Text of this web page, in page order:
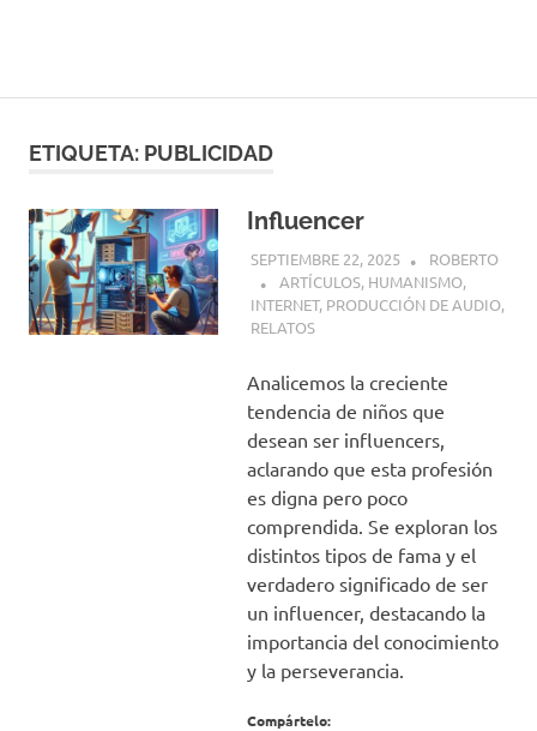
ETIQUETA: PUBLICIDAD
Influencer
SEPTIEMBRE 22, 2025
ROBERTO
ARTÍCULOS, HUMANISMO,
INTERNET, PRODUCCIÓN DE AUDIO,
RELATOS
Analicemos la creciente
tendencia de niños que
desean ser influencers,
aclarando que esta profesión
es digna pero poco
comprendida. Se exploran los
distintos tipos de fama y el
verdadero significado de ser
un influencer, destacando la
importancia del conocimiento
y la perseverancia.
Compártelo: